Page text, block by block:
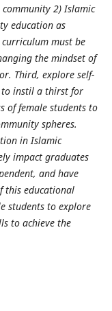
2) Islamic
education as
must be
the mindset of
Third, explore self-
to instil a thirst for
of female students to
spheres.
in Islamic
impact graduates
and have
this educational
students to explore
to achieve the